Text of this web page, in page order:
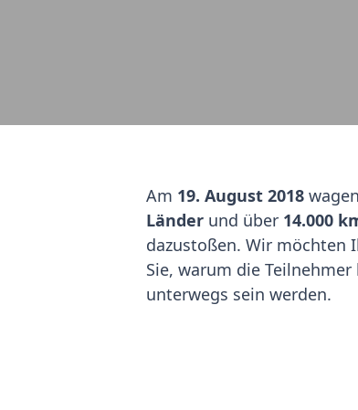
Am 19. August 2018
Länder und über 14.000
dazustoßen. Wir möchten
Sie, warum die
unterwegs sein werden.